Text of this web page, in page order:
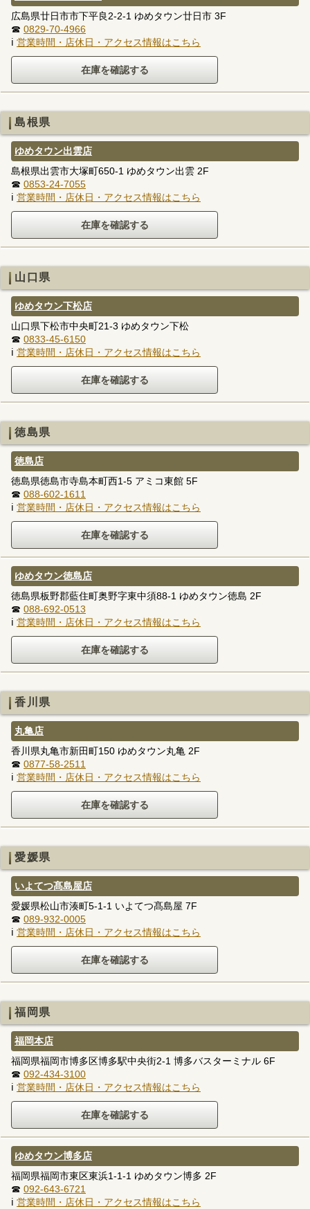
広島県廿日市市下平良2-2-1 ゆめタウン廿日市 3F
☎ 0829-70-4966
ℹ 営業時間・店休日・アクセス情報はこちら
島根県
ゆめタウン出雲店
島根県出雲市大塚町650-1 ゆめタウン出雲 2F
☎ 0853-24-7055
ℹ 営業時間・店休日・アクセス情報はこちら
山口県
ゆめタウン下松店
山口県下松市中央町21-3 ゆめタウン下松
☎ 0833-45-6150
ℹ 営業時間・店休日・アクセス情報はこちら
徳島県
徳島店
徳島県徳島市寺島本町西1-5 アミコ東館 5F
☎ 088-602-1611
ℹ 営業時間・店休日・アクセス情報はこちら
ゆめタウン徳島店
徳島県板野郡藍住町奥野字東中須88-1 ゆめタウン徳島 2F
☎ 088-692-0513
ℹ 営業時間・店休日・アクセス情報はこちら
香川県
丸亀店
香川県丸亀市新田町150 ゆめタウン丸亀 2F
☎ 0877-58-2511
ℹ 営業時間・店休日・アクセス情報はこちら
愛媛県
いよてつ髙島屋店
愛媛県松山市湊町5-1-1 いよてつ髙島屋 7F
☎ 089-932-0005
ℹ 営業時間・店休日・アクセス情報はこちら
福岡県
福岡本店
福岡県福岡市博多区博多駅中央街2-1 博多バスターミナル 6F
☎ 092-434-3100
ℹ 営業時間・店休日・アクセス情報はこちら
ゆめタウン博多店
福岡県福岡市東区東浜1-1-1 ゆめタウン博多 2F
☎ 092-643-6721
ℹ 営業時間・店休日・アクセス情報はこちら